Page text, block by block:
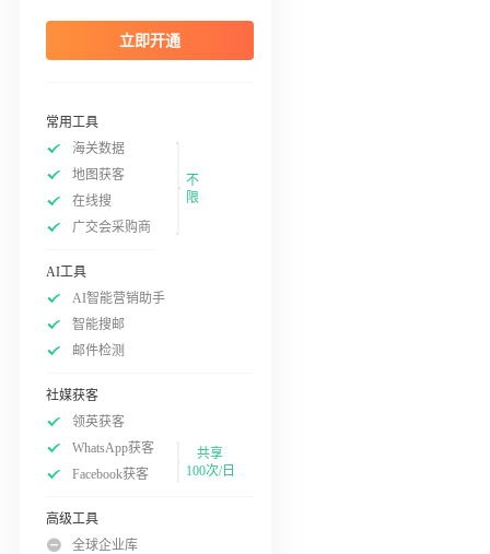
立即开通
常用工具
海关数据
地图获客
在线搜
广交会采购商
不
限
AI工具
AI智能营销助手
智能搜邮
邮件检测
社媒获客
领英获客
WhatsApp获客
Facebook获客
共享
100次/日
高级工具
全球企业库